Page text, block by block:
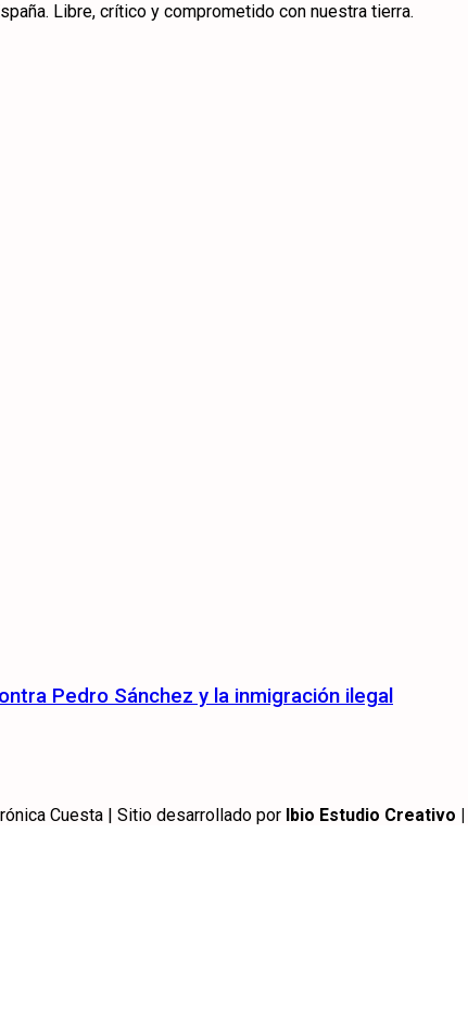
Libre, crítico y comprometido con nuestra tierra.
Pedro Sánchez y la inmigración ilegal
Cuesta | Sitio desarrollado por Ibio Estudio Creativo |